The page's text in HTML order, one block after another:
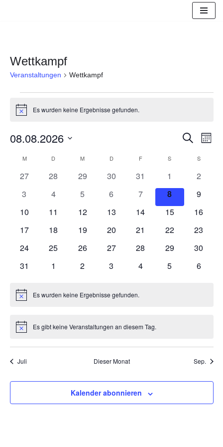
Wettkampf
Veranstaltungen Wettkampf
HinweisEs wurden keine Ergebnisse gefunden.
Suche
und
Suche
Monat
08.08.2026
wählen.
Kalender
Veranstaltungen
M D M D F S S
0
27
0
28
0
29
0
Veranstaltungen
30
0
Veranstaltungen
31
0
1
0
2
0
3
0
4
0
5
0
Veranstaltungen
6
0
Veranstaltungen
7
0
8
0
9
0
10
0
11
0
12
0
13
0
14
0
15
0
16
0
17
0
18
0
19
0
20
0
21
0
22
0
23
0
24
0
25
0
26
0
27
0
28
0
29
0
30
0
31
0
1
0
2
0
3
0
4
0
5
0
6
HinweisEs wurden keine Ergebnisse gefunden.
HinweisEs gibt keine Veranstaltungen an diesem Tag.
Juli Dieser Monat Sep.
Kalender abonnieren